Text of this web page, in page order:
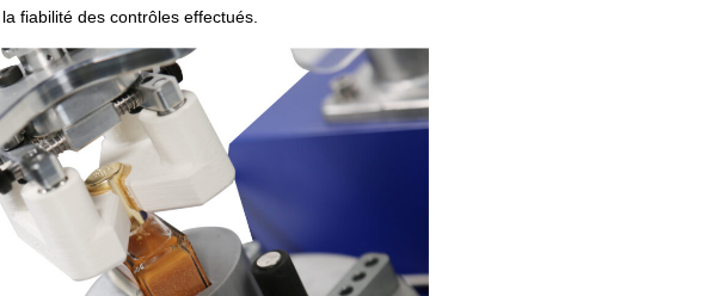
fiabilité des contrôles effectués.